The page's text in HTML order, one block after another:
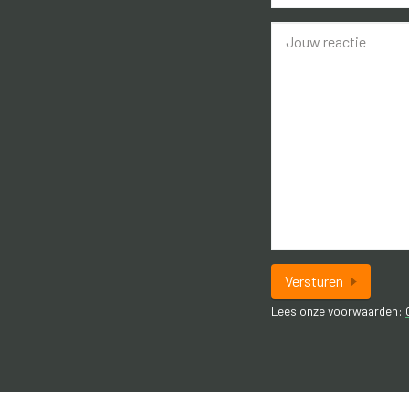
vrijstaand huis met de rust en
*
Versturen
Lees onze voorwaarden: